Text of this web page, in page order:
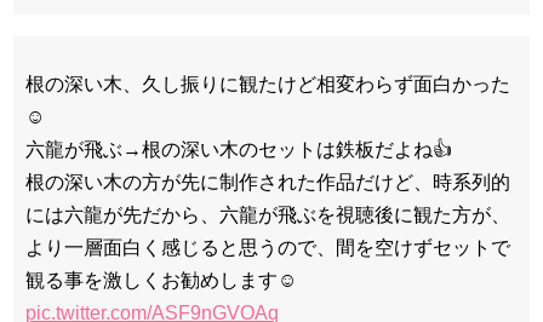
根の深い木、久し振りに観たけど相変わらず面白かった
☺️
六龍が飛ぶ→根の深い木のセットは鉄板だよね👍
根の深い木の方が先に制作された作品だけど、時系列的
には六龍が先だから、六龍が飛ぶを視聴後に観た方が、
より一層面白く感じると思うので、間を空けずセットで
観る事を激しくお勧めします☺️
pic.twitter.com/ASF9nGVOAq